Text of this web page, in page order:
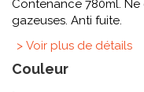
Contenance 780ml.
gazeuses. Anti fuite.
> Voir plus de détails
Couleur